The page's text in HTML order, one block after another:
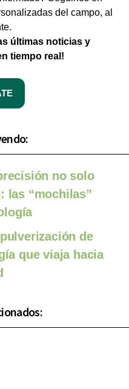
del campo, al
últimas noticias y
tiempo real!
no solo
las “mochilas”
de
que viaja hacia